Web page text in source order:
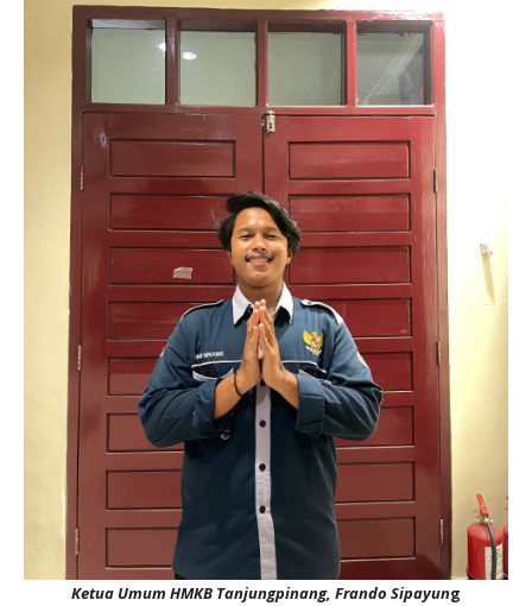
Ketua Umum HMKB Tanjungpinang, Frando Sipayung